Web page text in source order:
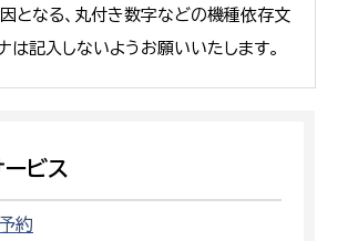
となる、丸付き数字などの機種依存文
は記入しないようお願いいたします。
ビス
約